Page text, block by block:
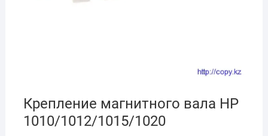
Крепление магнитного вала НР
1010/1012/1015/1020